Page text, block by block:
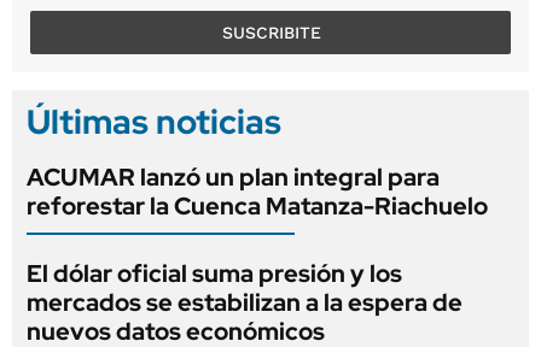
SUSCRIBITE
Últimas noticias
ACUMAR lanzó un plan integral para
reforestar la Cuenca Matanza-Riachuelo
El dólar oficial suma presión y los
mercados se estabilizan a la espera de
nuevos datos económicos